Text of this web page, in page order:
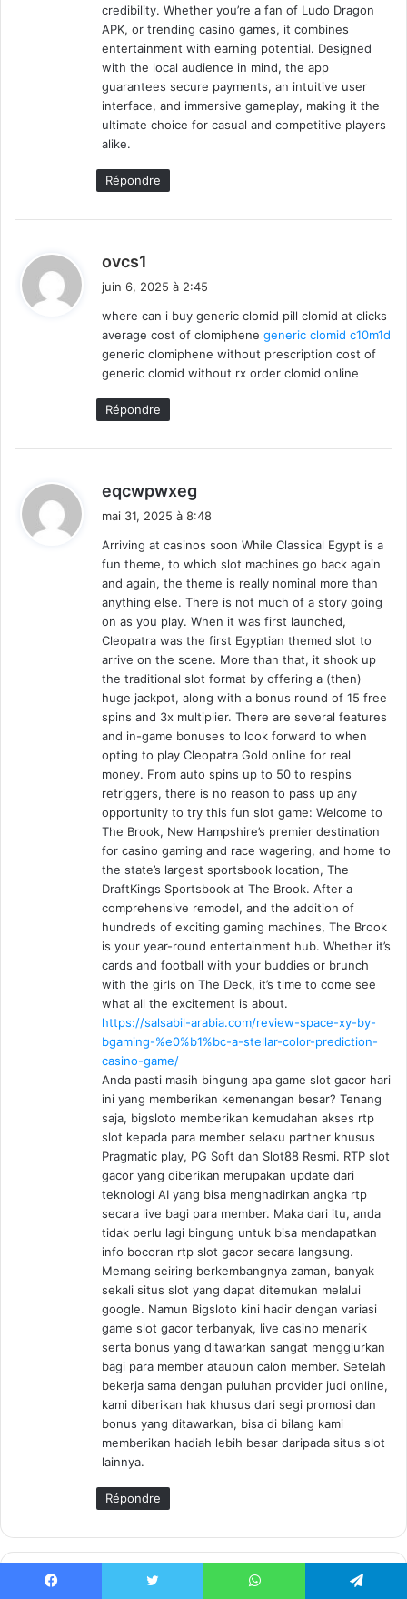
credibility. Whether you’re a fan of Ludo Dragon
APK, or trending casino games, it combines
entertainment with earning potential. Designed
with the local audience in mind, the app
guarantees secure payments, an intuitive user
interface, and immersive gameplay, making it the
ultimate choice for casual and competitive players
alike.
Répondre
ovcs1
i
juin 6, 2025 à 2:45
where can i buy generic clomid pill clomid at clicks
average cost of clomiphene generic clomid c10m1d
generic clomiphene without prescription cost of
generic clomid without rx order clomid online
Répondre
eqcwpwxeg
:
mai 31, 2025 à 8:48
Arriving at casinos soon While Classical Egypt is a
fun theme, to which slot machines go back again
and again, the theme is really nominal more than
anything else. There is not much of a story going
on as you play. When it was first launched,
Cleopatra was the first Egyptian themed slot to
arrive on the scene. More than that, it shook up
the traditional slot format by offering a (then)
huge jackpot, along with a bonus round of 15 free
spins and 3x multiplier. There are several features
and in-game bonuses to look forward to when
opting to play Cleopatra Gold online for real
money. From auto spins up to 50 to respins
retriggers, there is no reason to pass up any
opportunity to try this fun slot game: Welcome to
The Brook, New Hampshire’s premier destination
for casino gaming and race wagering, and home to
the state’s largest sportsbook location, The
DraftKings Sportsbook at The Brook. After a
comprehensive remodel, and the addition of
hundreds of exciting gaming machines, The Brook
is your year-round entertainment hub. Whether it’s
cards and football with your buddies or brunch
with the girls on The Deck, it’s time to come see
what all the excitement is about.
https://salsabil-arabia.com/review-space-xy-by-
bgaming-%e0%b1%bc-a-stellar-color-prediction-
casino-game/
Anda pasti masih bingung apa game slot gacor hari
ini yang memberikan kemenangan besar? Tenang
saja, bigsloto memberikan kemudahan akses rtp
slot kepada para member selaku partner khusus
Pragmatic play, PG Soft dan Slot88 Resmi. RTP slot
gacor yang diberikan merupakan update dari
teknologi AI yang bisa menghadirkan angka rtp
secara live bagi para member. Maka dari itu, anda
tidak perlu lagi bingung untuk bisa mendapatkan
info bocoran rtp slot gacor secara langsung.
Memang seiring berkembangnya zaman, banyak
sekali situs slot yang dapat ditemukan melalui
google. Namun Bigsloto kini hadir dengan variasi
game slot gacor terbanyak, live casino menarik
serta bonus yang ditawarkan sangat menggiurkan
bagi para member ataupun calon member. Setelah
bekerja sama dengan puluhan provider judi online,
kami diberikan hak khusus dari segi promosi dan
bonus yang ditawarkan, bisa di bilang kami
memberikan hadiah lebih besar daripada situs slot
lainnya.
Répondre
Laisser un commentaire